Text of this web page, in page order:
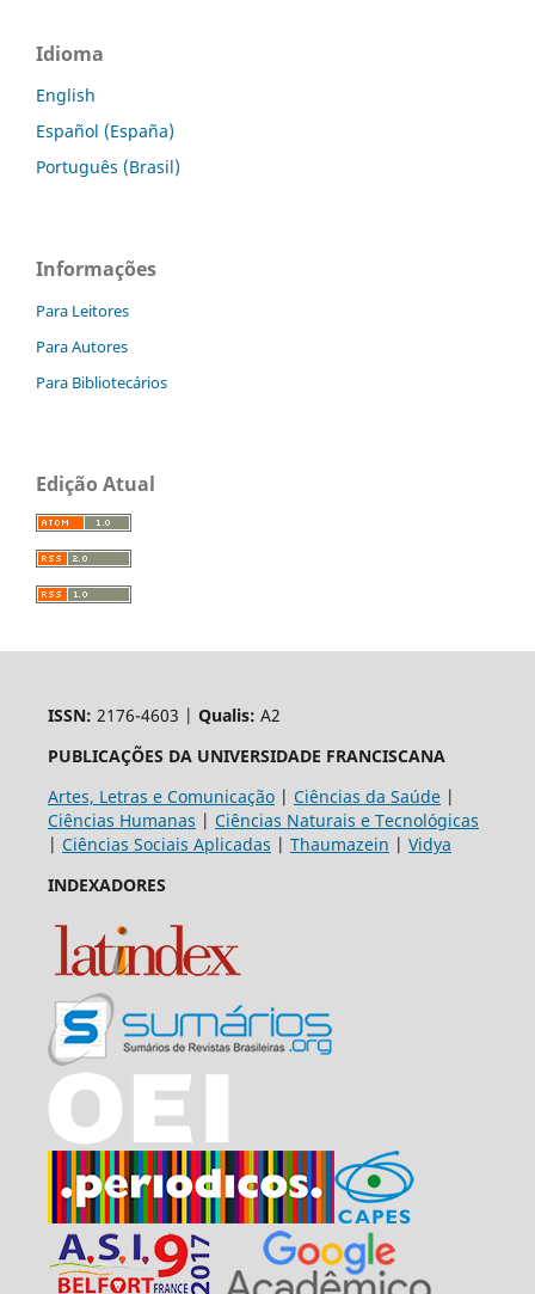
Idioma
English
Español (España)
Português (Brasil)
Informações
Para Leitores
Para Autores
Para Bibliotecários
Edição Atual
ISSN: 2176-4603 | Qualis: A2
PUBLICAÇÕES DA UNIVERSIDADE FRANCISCANA
Artes, Letras e Comunicação| Ciências da Saúde|
Ciências Humanas | Ciências Naturais e Tecnológicas
| Ciências Sociais Aplicadas | Thaumazein | Vidya
INDEXADORES